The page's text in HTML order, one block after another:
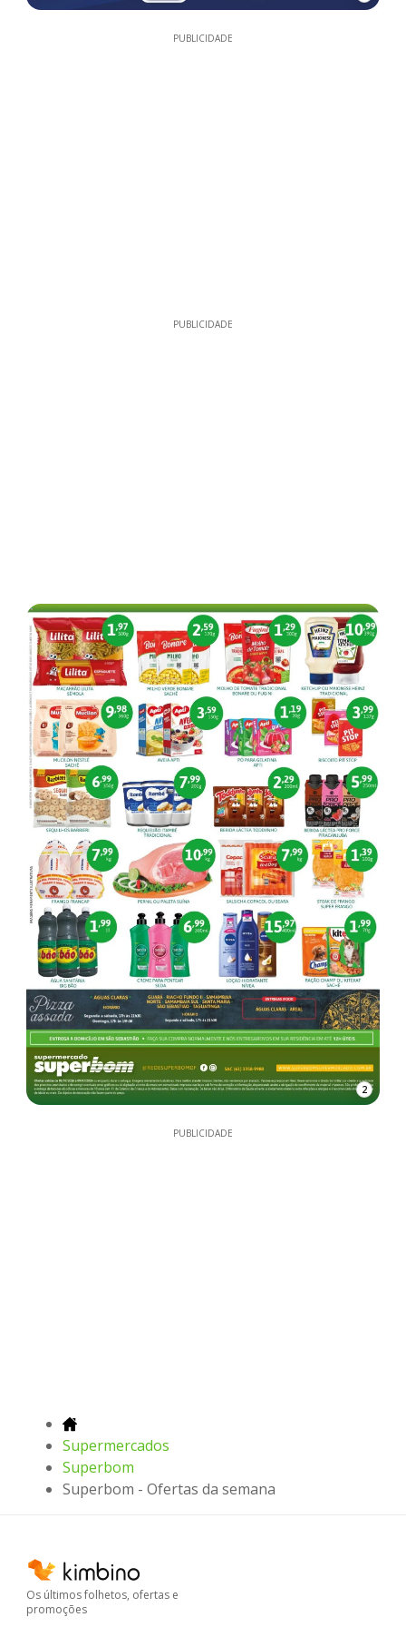
PUBLICIDADE
PUBLICIDADE
2
PUBLICIDADE
Supermercados
Superbom
Superbom - Ofertas da semana
Os últimos folhetos, ofertas e
promoções